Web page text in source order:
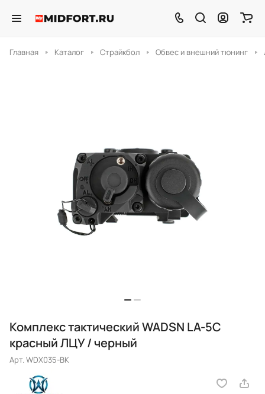
Главная Каталог Страйкбол Обвес и внешний тюнинг
Комплекс тактический WADSN LA-5C
красный ЛЦУ / черный
Арт.WDX035-BK